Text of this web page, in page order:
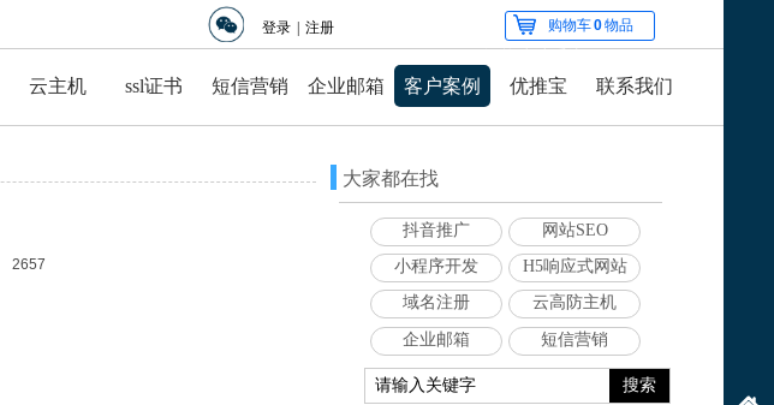
登录 注册 购物车0物品
网站建设的
云主机 ssl证书 短信营销 企业邮箱 客户案例 优推宝 联系我们
大家都在找
2657
网站SEO
抖音推广
H5响应式网站
小程序开发
域名注册
云高防主机
短信营销
企业邮箱
搜索